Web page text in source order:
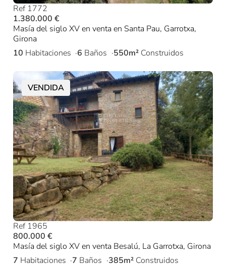
Ref 1772
1.380.000 €
Masía del siglo XV en venta en Santa Pau, Garrotxa,
Girona
10 Habitaciones 6 Baños 550m² Construidos
VENDIDA
Ref 1965
800.000 €
Masía del siglo XV en venta Besalú, La Garrotxa, Girona
7 Habitaciones 7 Baños 385m² Construidos